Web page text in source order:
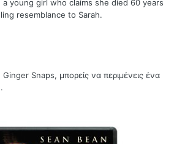
young girl who claims she died 60 years
resemblance to Sarah.
Snaps, μπορείς να περιμένεις ένα